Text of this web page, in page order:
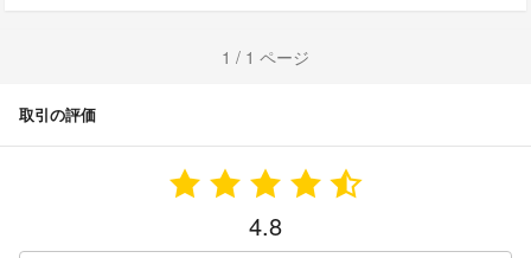
1 / 1 ページ
取引の評価
4.8